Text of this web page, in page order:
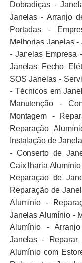
Dobradiças -
Janelas - Arranjo
Portadas -
Melhorias Janelas
- Janelas Empresa
Janelas Fecho
SOS Janelas -
- Técnicos em
Manutenção -
Montagem -
Reparação
Instalação de
- Conserto de
Caixilharia
Reparação de
Reparação de
Alumínio -
Janelas Alumínio -
Alumínio -
Janelas -
Alumínio com